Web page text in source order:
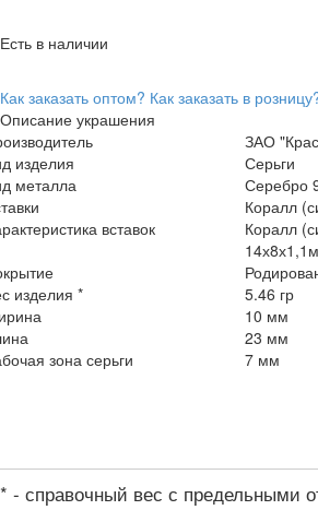
Есть в наличии
Как заказать оптом? Как заказать в
Описание украшения
ЗАО
изделия
Серьги
металла
Серебро
Коралл
вставок
Коралл
изделия *
5.46 гр
10 мм
23 мм
зона серьги
7 мм
* - справочный вес с предельными